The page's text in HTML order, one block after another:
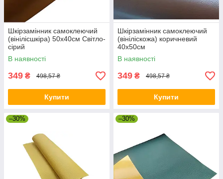
Шкірзамінник самоклеючий
(вінілісшкіра) 50х40см Cвітло-
сірий
В наявності
349 ₴ 498,57 ₴
Купити
Шкірзамінник самоклеючий
(вініліскожа) коричневий
40х50см
В наявності
349 ₴ 498,57 ₴
Купити
–30% –30%